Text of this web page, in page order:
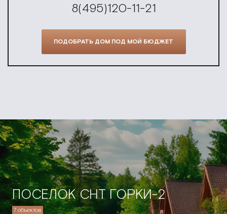
8(495)120-11-21
ПОДОБРАТЬ ДОМ ПОД МОЙ БЮДЖЕТ
ПОСЕЛОК СНТ ГОРКИ-2
7 объектов